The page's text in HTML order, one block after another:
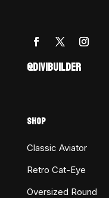
@DIVIBUILDER
SHOP
Classic Aviator
Retro Cat-Eye
Oversized Round